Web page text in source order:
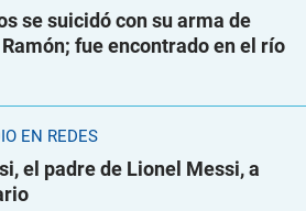
se suicidó con su arma de
fue encontrado en el río
EN REDES
el padre de Lionel Messi, a